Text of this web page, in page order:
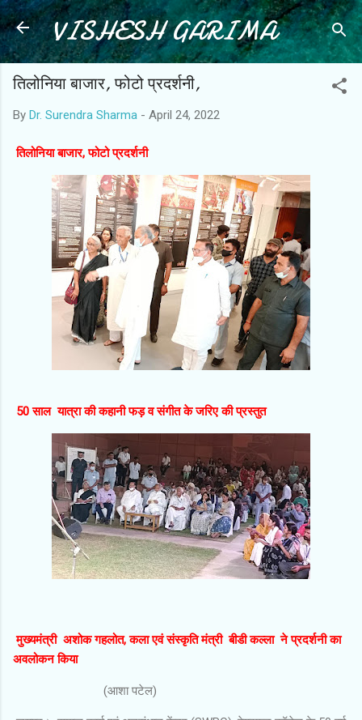
Skip to main content
VISHESH GARIMA
तिलोनिया बाजार, फोटो प्रदर्शनी,
By Dr. Surendra Sharma - April 24, 2022
तिलोनिया बाजार, फोटो प्रदर्शनी
50 साल यात्रा की कहानी फड़ व संगीत के जरिए की प्रस्तुत
मुख्यमंत्री अशोक गहलोत, कला एवं संस्कृति मंत्री बीडी कल्ला ने प्रदर्शनी का
अवलोकन किया
(आशा पटेल)